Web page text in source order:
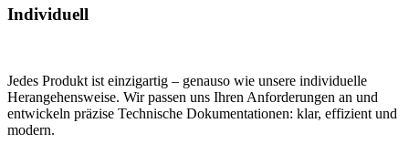
Individuell
Jedes Produkt ist einzigartig – genauso wie unsere individuelle
Herangehensweise. Wir passen uns Ihren Anforderungen an und
entwickeln präzise Technische Dokumentationen: klar, effizient und
modern.